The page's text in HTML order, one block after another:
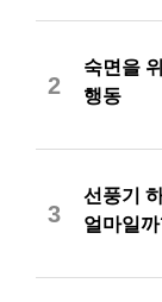
2
숙면을
행동
3
선풍기
얼마일